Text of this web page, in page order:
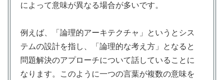
によって意味が異なる場合が多いです。
例えば、「論理的アーキテクチャ」というとシス
テムの設計を指し、「論理的な考え方」となると
問題解決のアプローチについて話していることに
なります。このように一つの言葉が複数の意味を